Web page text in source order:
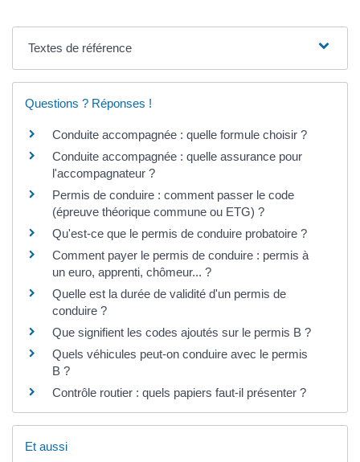
Textes de référence
Questions ? Réponses !
Conduite accompagnée : quelle formule choisir ?
Conduite accompagnée : quelle assurance pour
l'accompagnateur ?
Permis de conduire : comment passer le code
(épreuve théorique commune ou ETG) ?
Qu'est-ce que le permis de conduire probatoire ?
Comment payer le permis de conduire : permis à
un euro, apprenti, chômeur... ?
Quelle est la durée de validité d'un permis de
conduire ?
Que signifient les codes ajoutés sur le permis B ?
Quels véhicules peut-on conduire avec le permis
B ?
Contrôle routier : quels papiers faut-il présenter ?
Et aussi